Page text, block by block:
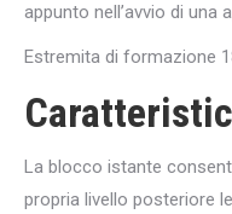
appunto nell’avvio di una
Estremita di formazione
La blocco istante
propria livello posteriore